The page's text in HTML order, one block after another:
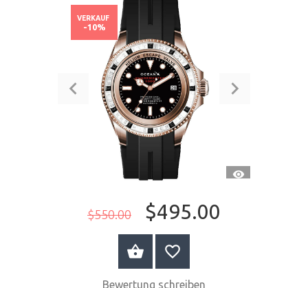
$550.00 $495.00
VERKAUF
-10%
JETZT KAUFEN
Bewertung schreiben